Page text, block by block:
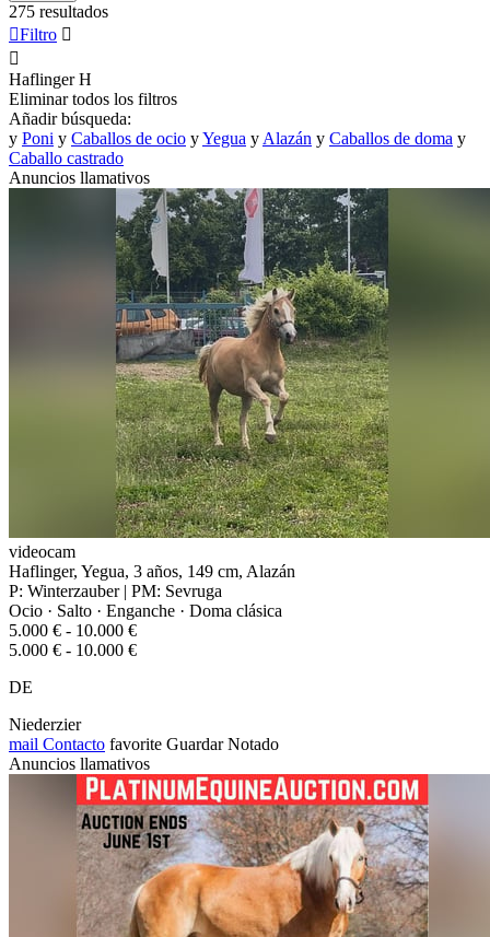
275 resultados
Filtro 

Haflinger H
Eliminar todos los filtros
Añadir búsqueda:
y Poni y Caballos de ocio yYegua y Alazán y Caballos de doma y
Caballo castrado
Anuncios llamativos
videocam
Haflinger, Yegua, 3 años, 149 cm, Alazán
P: Winterzauber | PM: Sevruga
Ocio · Salto · Enganche · Doma clásica
5.000 € - 10.000 €
5.000 € - 10.000 €
DE
Niederzier
mail Contacto favorite Guardar Notado
Anuncios llamativos